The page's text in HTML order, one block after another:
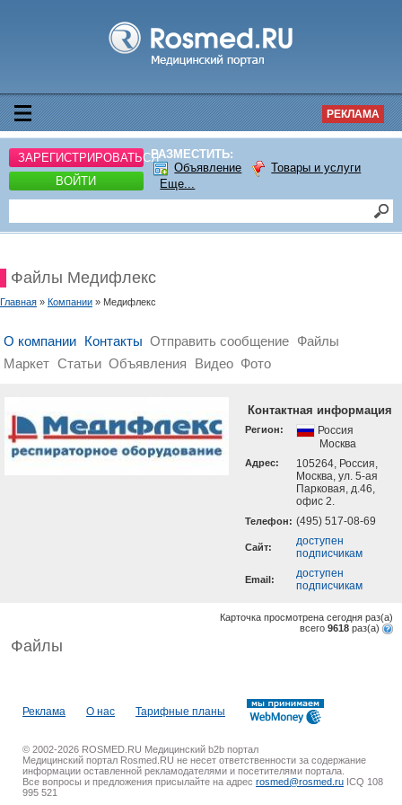
РЕКЛАМА
ЗАРЕГИСТРИРОВАТЬСЯ
ВОЙТИ
РАЗМЕСТИТЬ:
Объявление
Товары и услуги
Еще...
Файлы Медифлекс
Главная » Компании » Медифлекс
О компании Контакты Отправить сообщение Файлы
Маркет Статьи Объявления Видео Фото
Контактная информация
Регион:
Россия
Москва
Адрес:
105264, Россия,
Москва, ул. 5-ая
Парковая, д.46,
офис 2.
Телефон: (495) 517-08-69
Cайт:
доступен
подписчикам
Email:
доступен
подписчикам
Карточка просмотрена сегодня раз(a)
всего 9618 раз(a)
Файлы
Реклама О нас Тарифные планы
© 2002-2026 ROSMED.RU Медицинский b2b портал
Медицинский портал Rosmed.RU не несет ответственности за содержание
информации оставленной рекламодателями и посетителями портала.
Все вопросы и предложения присылайте на адрес rosmed@rosmed.ru ICQ 108
995 521